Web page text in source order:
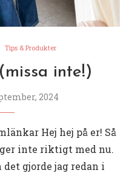
Tips & Produkter
inte!)
2024
Hej hej på er! Så
inte riktigt med nu.
gjorde jag redan i